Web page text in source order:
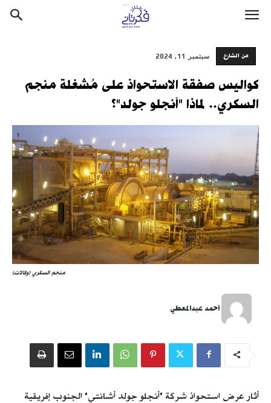
من الشارع سبتمبر 11, 2024
كواليس صفقة الاستحواذ على مُشغلة منجم
السكري.. لماذا "أنجلو جولد"؟
منجم السكري (وكالات)
أحمد عبدالمعطي
أثار عرض استحواذ شركة "أنجلو جولد أشانتي" الجنوب إفريقية